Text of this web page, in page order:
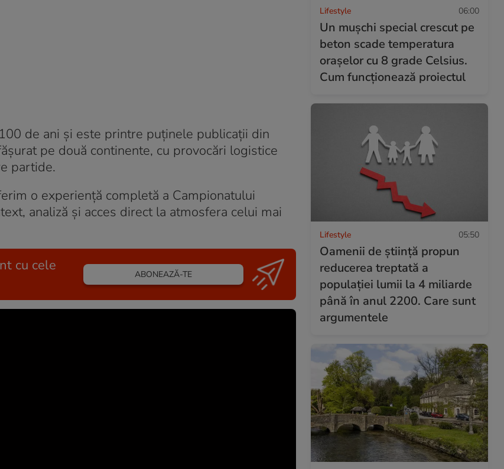
de ani și este printre puținele publicații din
pe două continente, cu provocări logistice
partide.
o experiență completă a Campionatului
analiză și acces direct la atmosfera celui mai
cu cele
ABONEAZĂ-TE
Lifestyle 06:00
Un mușchi special crescut pe
beton scade temperatura
orașelor cu 8 grade Celsius.
Cum funcționează proiectul
Lifestyle 05:50
Oamenii de știință propun
reducerea treptată a
populației lumii la 4 miliarde
până în anul 2200. Care sunt
argumentele